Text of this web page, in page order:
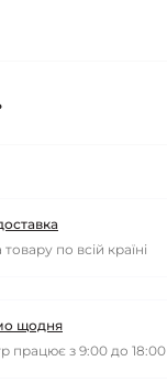
по всій країні
щодня
працює з 9:00 до 18:00